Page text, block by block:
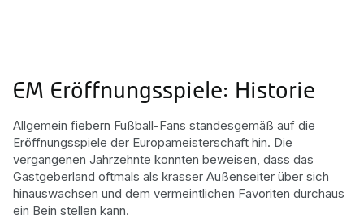
EM Eröffnungsspiele: Historie
Allgemein fiebern Fußball-Fans standesgemäß auf die
Eröffnungsspiele der Europameisterschaft hin. Die
vergangenen Jahrzehnte konnten beweisen, dass das
Gastgeberland oftmals als krasser Außenseiter über sich
hinauswachsen und dem vermeintlichen Favoriten durchaus
ein Bein stellen kann.